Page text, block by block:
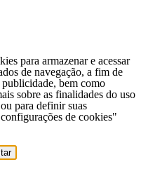
para armazenar e acessar
de navegação, a fim de
bem como
sobre as finalidades do uso
para definir suas
de cookies"